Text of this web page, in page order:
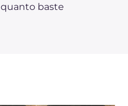
quanto baste